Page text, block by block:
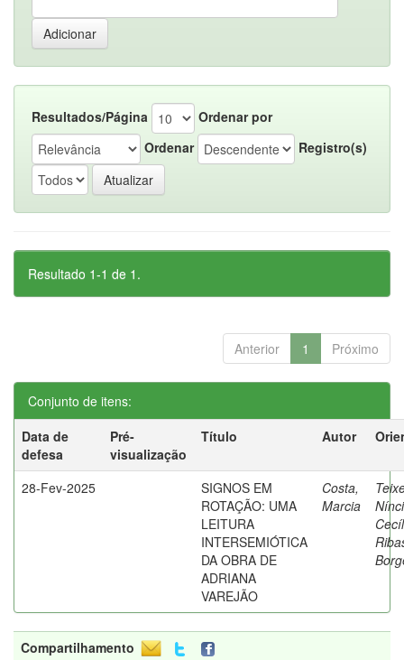
Resultados/Página
Ordenar por
Ordenar
Registro(s)
Resultado 1-1 de 1.
Anterior 1 Próximo
Conjunto de itens:
Data de
defesa
Pré-
visualização
Título Autor
28-Fev-2025
SIGNOS EM
ROTAÇÃO: UMA
LEITURA
INTERSEMIÓTICA
DA OBRA DE
ADRIANA
VAREJÃO
Costa,
Marcia
Compartilhamento